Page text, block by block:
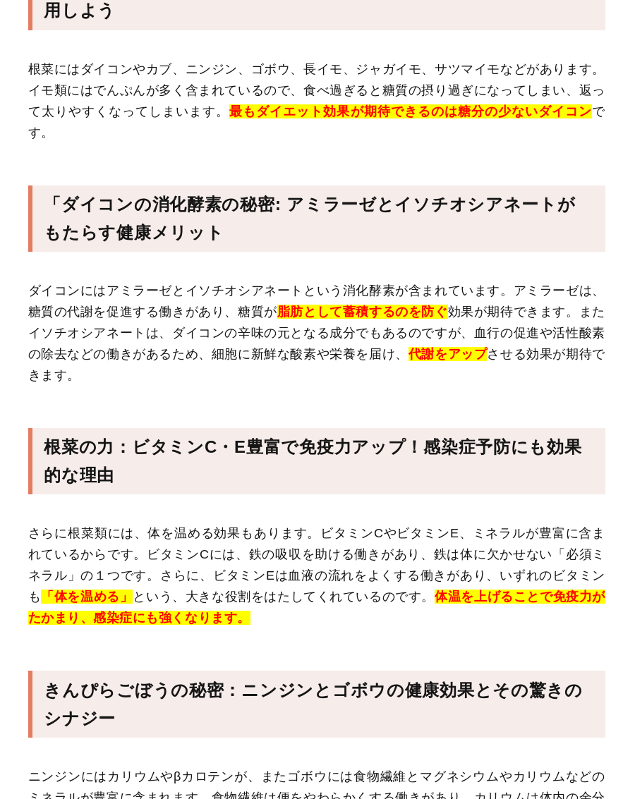
用しよう
根菜にはダイコンやカブ、ニンジン、ゴボウ、長イモ、ジャガイモ、サツマイモなどがあります。
イモ類にはでんぷんが多く含まれているので、食べ過ぎると糖質の摂り過ぎになってしまい、返っ
て太りやすくなってしまいます。最もダイエット効果が期待できるのは糖分の少ないダイコンで
す。
「ダイコンの消化酵素の秘密: アミラーゼとイソチオシアネートが
もたらす健康メリット
ダイコンにはアミラーゼとイソチオシアネートという消化酵素が含まれています。アミラーゼは、
糖質の代謝を促進する働きがあり、糖質が脂肪として蓄積するのを防ぐ効果が期待できます。また
イソチオシアネートは、ダイコンの辛味の元となる成分でもあるのですが、血行の促進や活性酸素
の除去などの働きがあるため、細胞に新鮮な酸素や栄養を届け、代謝をアップさせる効果が期待で
きます。
根菜の力：ビタミンC・E豊富で免疫力アップ！感染症予防にも効果
的な理由
さらに根菜類には、体を温める効果もあります。ビタミンCやビタミンE、ミネラルが豊富に含ま
れているからです。ビタミンCには、鉄の吸収を助ける働きがあり、鉄は体に欠かせない「必須ミ
ネラル」の１つです。さらに、ビタミンEは血液の流れをよくする働きがあり、いずれのビタミン
も
「体を温める」 という、大きな役割をはたしてくれているのです。体温を上げることで免疫力が
たかまり、感染症にも強くなります。
きんぴらごぼうの秘密：ニンジンとゴボウの健康効果とその驚きの
シナジー
ニンジンにはカリウムやβカロテンが、またゴボウには食物繊維とマグネシウムやカリウムなどの